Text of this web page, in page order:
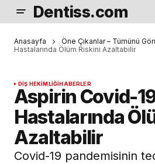
Dentiss.com
Anasayfa Öne Çıkanlar – Tümünü
Hastalarında Ölüm Riskini Azaltabilir
DIŞ HEKIMLIĞIHABERLER
Aspirin Covid-
Hastalarında
Azaltabilir
Covid-19 pandemisinin